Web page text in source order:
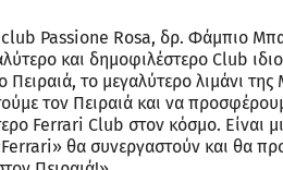
Passione Rosa, δρ. Φάμπιο
και δημοφιλέστερο Club
το μεγαλύτερο λιμάνι
τον Πειραιά και να
Ferrari Club στον κόσμο. Είναι
θα συνεργαστούν και θα